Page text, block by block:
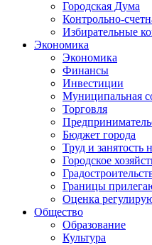
Городская Дума
Контрольно-
Избирательные
Экономика
Экономика
Финансы
Инвестиции
Муниципальная
Торговля
Бюджет города
Труд и занятость
Городское
Границы
Оценка
Общество
Образование
Культура